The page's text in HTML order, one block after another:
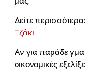
Δείτε περισσότερα:
Τζάκι
Αν για παράδειγμα
οικονομικές